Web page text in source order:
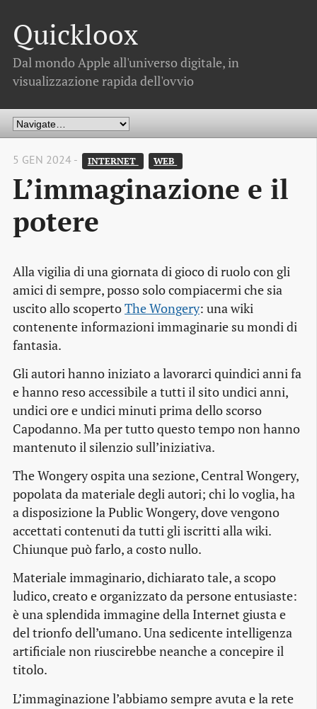
Quickloox
Dal mondo Apple all'universo digitale, in
visualizzazione rapida dell'ovvio
5 GEN 2024 - INTERNET WEB
L’immaginazione e il
potere
Alla vigilia di una giornata di gioco di ruolo con gli
amici di sempre, posso solo compiacermi che sia
uscito allo scopertoThe Wongery: una wiki
contenente informazioni immaginarie su mondi di
fantasia.
Gli autori hanno iniziato a lavorarci quindici anni fa
e hanno reso accessibile a tutti il sito undici anni,
undici ore e undici minuti prima dello scorso
Capodanno. Ma per tutto questo tempo non hanno
mantenuto il silenzio sull’iniziativa.
The Wongery ospita una sezione, Central Wongery,
popolata da materiale degli autori; chi lo voglia, ha
a disposizione la Public Wongery, dove vengono
accettati contenuti da tutti gli iscritti alla wiki.
Chiunque può farlo, a costo nullo.
Materiale immaginario, dichiarato tale, a scopo
ludico, creato e organizzato da persone entusiaste:
è una splendida immagine della Internet giusta e
del trionfo dell’umano. Una sedicente intelligenza
artificiale non riuscirebbe neanche a concepire il
titolo.
L’immaginazione l’abbiamo sempre avuta e la rete